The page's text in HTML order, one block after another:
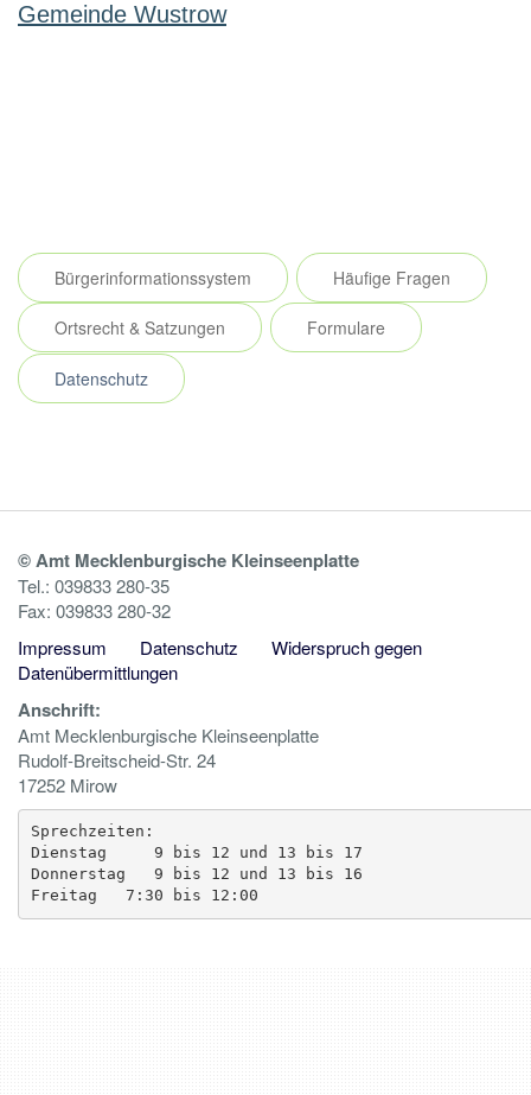
Gemeinde Wustrow
Bürgerinformationssystem Häufige Fragen
Ortsrecht & Satzungen Formulare
Datenschutz
© Amt Mecklenburgische Kleinseenplatte
Tel.: 039833 280-35
Fax: 039833 280-32
Impressum
Datenschutz
Widerspruch gegen
Datenübermittlungen
Anschrift:
Amt Mecklenburgische Kleinseenplatte
Rudolf-Breitscheid-Str. 24
17252 Mirow
Sprechzeiten:
Dienstag     9 bis 12 und 13 bis 17
Donnerstag   9 bis 12 und 13 bis 16
Freitag   7:30 bis 12:00